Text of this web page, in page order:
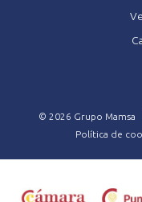
© 2026 Grupo Mamsa
Política de